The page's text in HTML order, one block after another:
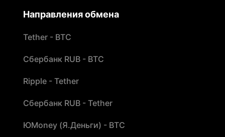
Направления обмена
Tether - BTC
Сбербанк RUB - BTC
Ripple - Tether
Сбербанк RUB - Tether
ЮMoney (Я.Деньги) - BTC